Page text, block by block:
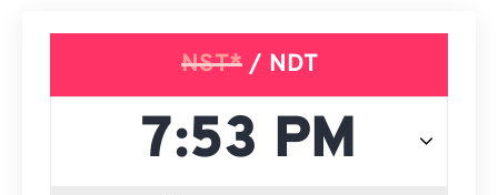
NST*/ NDT